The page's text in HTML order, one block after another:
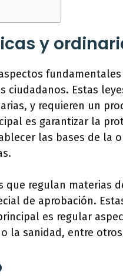
y
Estas
y requieren un
es garantizar la
las bases de la
que regulan materias
de aprobación.
es regular
la sanidad, entre